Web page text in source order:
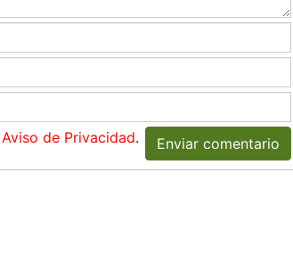
Aviso de Privacidad. Enviar comentario